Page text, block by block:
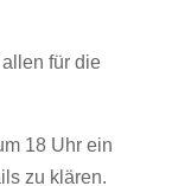
für die
18 Uhr ein
zu klären.